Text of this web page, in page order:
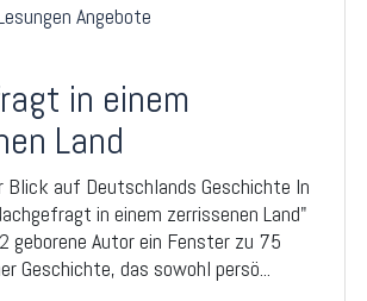
Angebote
in einem
Land
Blick auf Deutschlands Geschichte In
in einem zerrissenen Land"
Autor ein Fenster zu 75
Geschichte, das sowohl persö...